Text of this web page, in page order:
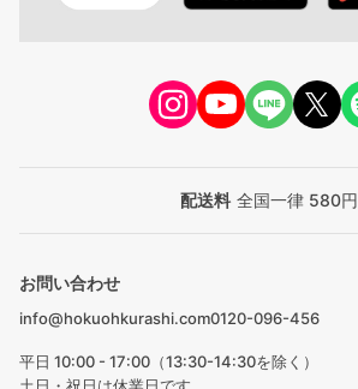
配送料 全国一律 580円
お問い合わせ
info@hokuohkurashi.com0120-096-456
平日 10:00 - 17:00（13:30-14:30を除く）